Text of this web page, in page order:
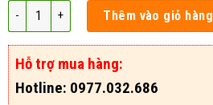
Đồ Chơi Cho Mèo - Mã DCCM88 số lượng
Thêm vào giỏ hàng
Hỗ trợ mua hàng:
Hotline: 0977.032.686